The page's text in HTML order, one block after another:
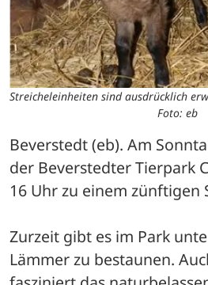
Streicheleinheiten sind ausdrücklich
Foto: eb
Beverstedt (eb). Am
der Beverstedter Tierpark
16 Uhr zu einem zünftigen
Zurzeit gibt es im Park
Lämmer zu bestaunen.